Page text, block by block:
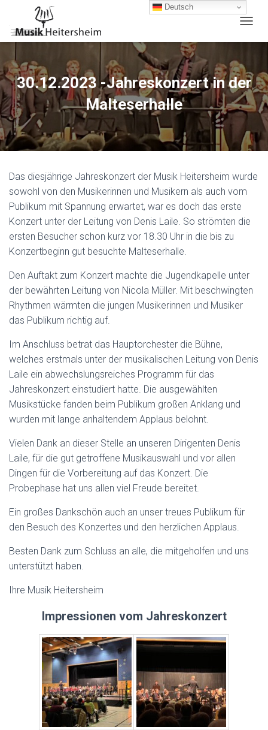
A
G
A
T
I
N
U
C
H
T
30.12.2023 -Jahreskonzert in der
Malteserhalle
Das diesjährige Jahreskonzert der Musik Heitersheim wurde
sowohl von den Musikerinnen und Musikern als auch vom
Publikum mit Spannung erwartet, war es doch das erste
Konzert unter der Leitung von Denis Laile. So strömten die
ersten Besucher schon kurz vor 18.30 Uhr in die bis zu
Konzertbeginn gut besuchte Malteserhalle.
Den Auftakt zum Konzert machte die Jugendkapelle unter
der bewährten Leitung von Nicola Müller. Mit beschwingten
Rhythmen wärmten die jungen Musikerinnen und Musiker
das Publikum richtig auf.
Im Anschluss betrat das Hauptorchester die Bühne,
welches erstmals unter der musikalischen Leitung von Denis
Laile ein abwechslungsreiches Programm für das
Jahreskonzert einstudiert hatte. Die ausgewählten
Musikstücke fanden beim Publikum großen Anklang und
wurden mit lange anhaltendem Applaus belohnt.
Vielen Dank an dieser Stelle an unseren Dirigenten Denis
Laile, für die gut getroffene Musikauswahl und vor allen
Dingen für die Vorbereitung auf das Konzert. Die
Probephase hat uns allen viel Freude bereitet.
Ein großes Dankschön auch an unser treues Publikum für
den Besuch des Konzertes und den herzlichen Applaus.
Besten Dank zum Schluss an alle, die mitgeholfen und uns
unterstützt haben.
Ihre Musik Heitersheim
Impressionen vom Jahreskonzert
Deutsch